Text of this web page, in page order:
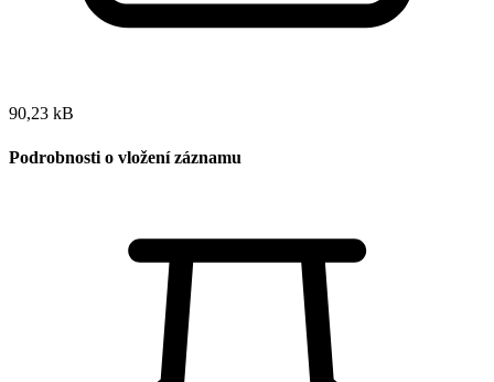
90,23 kB
Podrobnosti o vložení záznamu